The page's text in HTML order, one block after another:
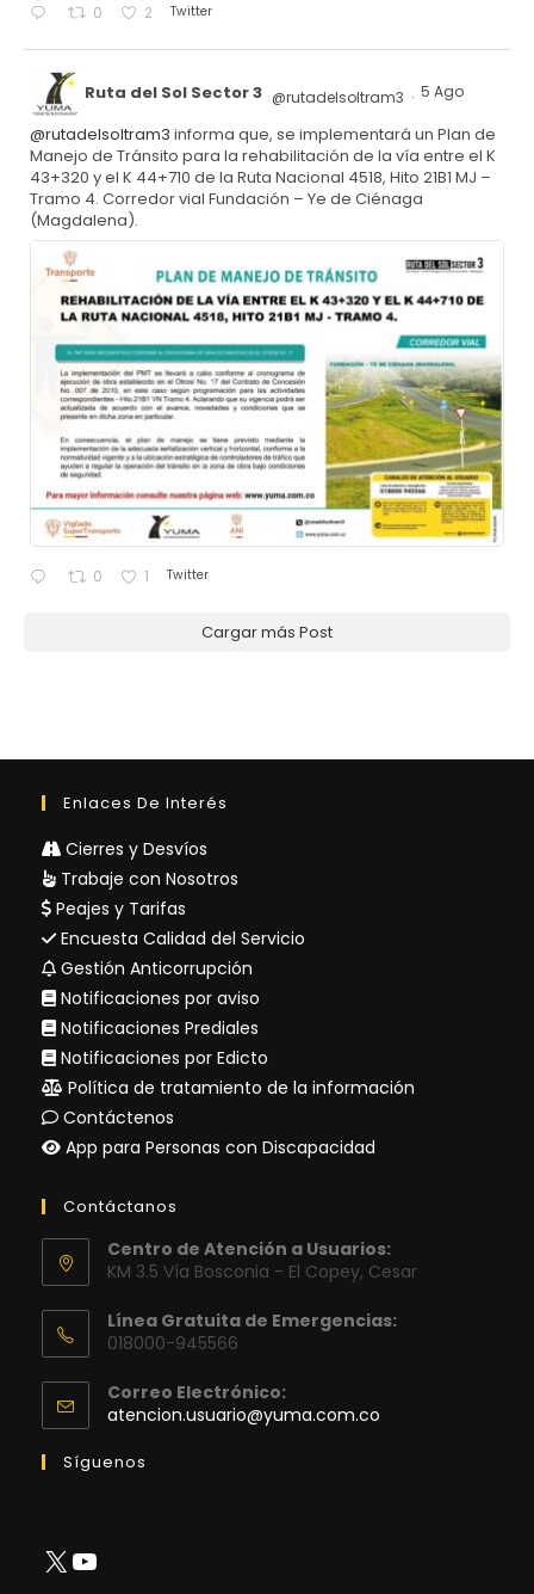
0 2 Twitter
Ruta del Sol Sector 3 @rutadelsoltram3 · 5 Ago
@rutadelsoltram3 informa que, se implementará un Plan de
Manejo de Tránsito para la rehabilitación de la vía entre el K
43+320 y el K 44+710 de la Ruta Nacional 4518, Hito 21B1 MJ –
Tramo 4. Corredor vial Fundación – Ye de Ciénaga
(Magdalena).
0 1 Twitter
Cargar más Post
Enlaces De Interés
Cierres y Desvíos
Trabaje con Nosotros
Peajes y Tarifas
Encuesta Calidad del Servicio
Gestión Anticorrupción
Notificaciones por aviso
Notificaciones Prediales
Notificaciones por Edicto
Política de tratamiento de la información
Contáctenos
App para Personas con Discapacidad
Contáctanos
Centro de Atención a Usuarios:
KM 3.5 Vía Bosconia - El Copey, Cesar
Línea Gratuita de Emergencias:
018000-945566
Correo Electrónico:
atencion.usuario@yuma.com.co
Síguenos
X YouTube